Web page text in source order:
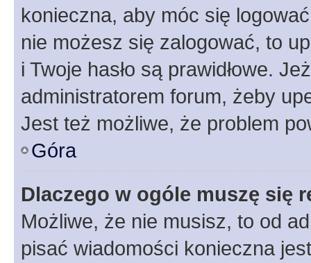
konieczna, aby móc się
nie możesz się zalogować, to
i Twoje hasło są prawidłowe.
administratorem forum, żeby
Jest też możliwe, że problem
Góra
Dlaczego w ogóle muszę się
Możliwe, że nie musisz, to od
pisać wiadomości konieczna